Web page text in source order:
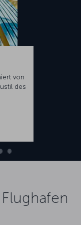
von
des